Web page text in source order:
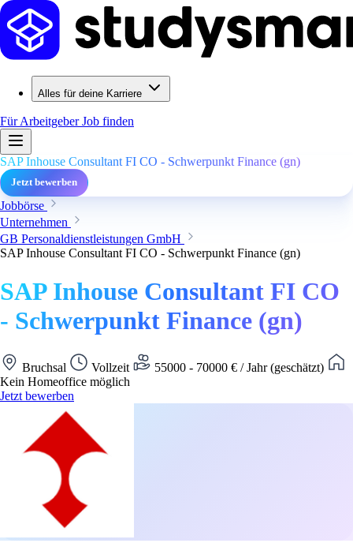
Alles für deine Karriere
Für ArbeitgeberJob finden
SAP Inhouse Consultant FI CO - Schwerpunkt Finance (gn)
Jetzt bewerben
Jobbörse
Unternehmen
GB Personaldienstleistungen GmbH
SAP Inhouse Consultant FI CO - Schwerpunkt Finance (gn)
SAP Inhouse Consultant FI CO
- Schwerpunkt Finance (gn)
Bruchsal Vollzeit
55000 - 70000 € / Jahr (geschätzt)
Kein Homeoffice möglich
Jetzt bewerben